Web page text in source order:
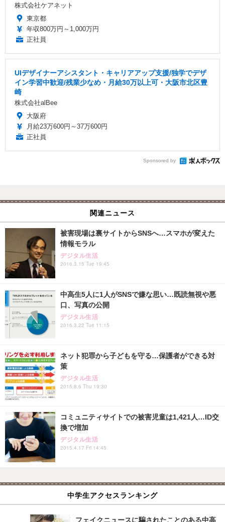
株式会社ケアネット
東京都
年収800万円～1,000万円
正社員
UIデザイナーアシスタント・キャリアアップ支援/独学でデザ
イン学習中歓迎/残業少なめ・月給30万以上可・大阪市北区豊
崎
株式会社alBee
大阪府
月給23万600円～37万600円
正社員
Sponsored by
関連ニュース
被害現場は裏サイトからSNSへ…スマホが変えた
情報モラル
デジタル生活
2016.3.15 Tue 19:45
中高生5人に1人がSNSで嫌な思い…既読無視や悪
口、写真の公開
デジタル生活
2016.3.22 Tue 11:15
ネット犯罪から子どもを守る…保護者ができる対
策
デジタル生活
2015.8.6 Thu 19:30
コミュニティサイトでの被害児童は1,421人…ID交
換で増加
デジタル生活
2015.4.17 Fri 14:45
中学生アクセスランキング
フェイクニュースに騙されたことのある中高